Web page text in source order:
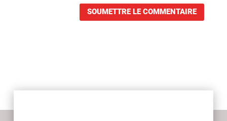
SOUMETTRE LE COMMENTAIRE